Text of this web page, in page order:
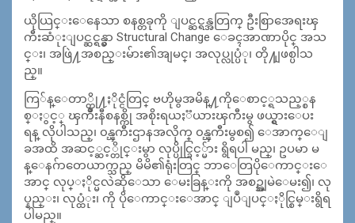
ယိုယြင္းေနေသာ စနစ္တခုကို ျပင္ဆင္ရန္အတြက္ ဦးစြာအေရးၾ
ကီးဆံုးျပင္ဆင္ရန္မွာ Structural Change ေခၚအာဏာပိုင္ အသ
င္း၊ အဖြဲ႔အစည္းမ်ား၏အျမင္၊ အလုပ္လုပ္ပံု၊ တို႔ျဖစ္ပါသ
ည္။
ကြ်န္ေတာ္တို႔ႏိုင္ငံတြင္ ဗဟိုမွအမိန္႔ကိုေစာင့္ရသည့္စန
စ္ႏွင့္ ၾကိဳးနီစနစ္ကို အစိုးရယႏၱယားၾကီးမွ ဖယ္ရွားေပး
ရန္ လိုပါသည္၊ ၀န္ၾကီးဌာနအလိုက္ ၀န္ၾကီးမွစ၍ ေအာက္ေျ
ခအထိ အဆင့္ဆင့္တိုင္းမွာ လုပ္ပိုင္ခြင့္မ်ား ရွိရပါ မည္၊ ဥပမာ မ
န္ေနဂ်ာတေယာက္သည္ မိမိ၏ရုံးတြင္ ဘာေတြပိုေကာင္းေ
အာင္ လုပ္ႏိုင္မလဲဆိုေသာ ေမးခြန္းကို အစဥ္အျမဲေမး၍၊ လု
ပ္နည္း၊ လုပ္ထံုး၊ ကို ပိုေကာင္းေအာင္ ျပဳျပင္ႏိုင္စြမ္းရွိရ
ပါမည္။